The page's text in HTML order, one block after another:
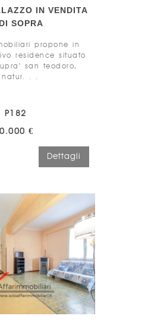
IN VENDITA
SOPRA
propone in
residence situato
san teodoro,
. .
P182
€
Dettagli